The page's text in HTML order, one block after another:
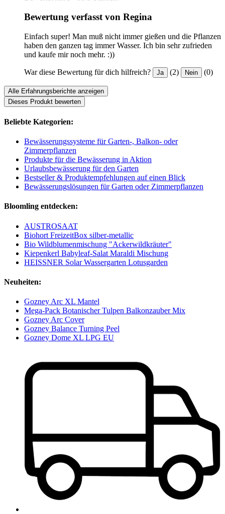
Bewertung verfasst von Regina
Einfach super! Man muß nicht immer gießen und die Pflanzen
haben den ganzen tag immer Wasser. Ich bin sehr zufrieden
und kaufe mir noch mehr. :))
War diese Bewertung für dich hilfreich? Ja (2) Nein (0)
Alle Erfahrungsberichte anzeigen
Dieses Produkt bewerten
Beliebte Kategorien:
Bewässerungssysteme für Garten-, Balkon- oder
Zimmerpflanzen
Produkte für die Bewässerung in Aktion
Urlaubsbewässerung für den Garten
Bestseller & Produktempfehlungen auf einen Blick
Bewässerungslösungen für Garten oder Zimmerpflanzen
Bloomling entdecken:
AUSTROSAAT
Biohort FreizeitBox silber-metallic
Bio Wildblumenmischung "Ackerwildkräuter"
Kiepenkerl Babyleaf-Salat Maraldi Mischung
HEISSNER Solar Wassergarten Lotusgarden
Neuheiten:
Gozney Arc XL Mantel
Mega-Pack Botanischer Tulpen Balkonzauber Mix
Gozney Arc Cover
Gozney Balance Turning Peel
Gozney Dome XL LPG EU